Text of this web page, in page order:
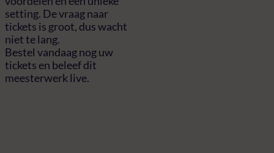
setting. De vraag naar
tickets is groot, dus wacht
niet te lang.
Bestel vandaag nog uw
tickets en beleef dit
meesterwerk live.